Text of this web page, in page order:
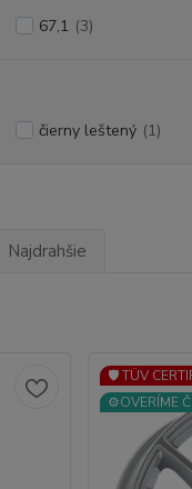
67,1 (3)
čierny leštený (1)
Najdrahšie
🛡️ TÜV
⚙️OVERÍME